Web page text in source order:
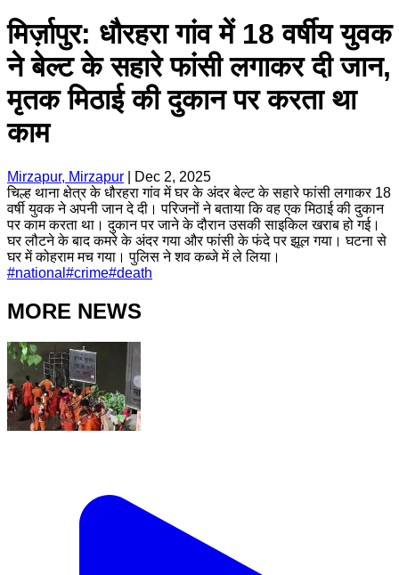
मिर्ज़ापुर: धौरहरा गांव में 18 वर्षीय युवक
ने बेल्ट के सहारे फांसी लगाकर दी जान,
मृतक मिठाई की दुकान पर करता था
काम
Mirzapur, Mirzapur
Dec 2, 2025
चिल्ह थाना क्षेत्र के धौरहरा गांव में घर के अंदर बेल्ट के सहारे फांसी लगाकर 18
वर्षी युवक ने अपनी जान दे दी। परिजनों ने बताया कि वह एक मिठाई की दुकान
पर काम करता था। दुकान पर जाने के दौरान उसकी साइकिल खराब हो गई।
घर लौटने के बाद कमरे के अंदर गया और फांसी के फंदे पर झूल गया। घटना से
घर में कोहराम मच गया। पुलिस ने शव कब्जे में ले लिया।
#national #crime#death
MORE NEWS